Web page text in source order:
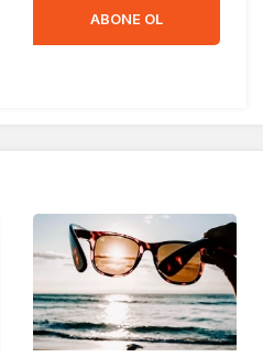
ABONE OL